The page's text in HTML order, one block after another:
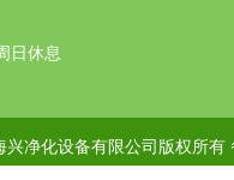
日休息
兴净化设备有限公司版权所有